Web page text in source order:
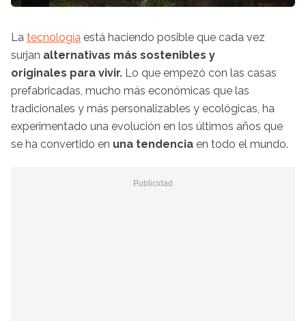
La tecnología está haciendo posible que cada vez
surjan alternativas más sostenibles y
originales para vivir. Lo que empezó con las casas
prefabricadas, mucho más económicas que las
tradicionales y más personalizables y ecológicas, ha
experimentado una evolución en los últimos años que
se ha convertido en una tendencia en todo el mundo.